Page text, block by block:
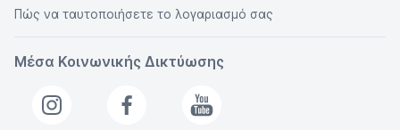
Πώς να ταυτοποιήσετε το λογαριασμό σας
Μέσα Κοινωνικής Δικτύωσης